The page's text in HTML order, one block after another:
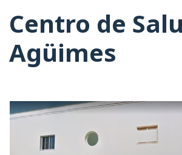
Centro de
Agüimes